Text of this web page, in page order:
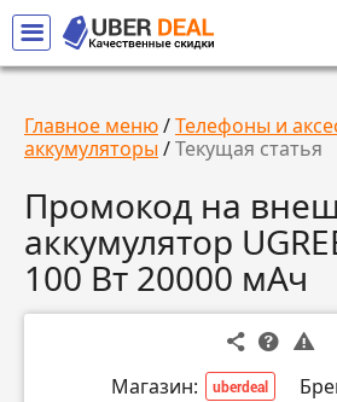
Главное меню/Телефоны и
аккумуляторы /Текущая статья
Промокод на
аккумулятор
100 Вт 20000 мАч
Магазин: uberdeal